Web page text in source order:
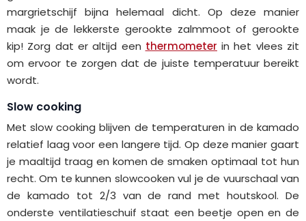
margrietschijf bijna helemaal dicht. Op deze manier
maak je de lekkerste gerookte zalmmoot of gerookte
kip! Zorg dat er altijd een thermometer in het vlees zit
om ervoor te zorgen dat de juiste temperatuur bereikt
wordt.
Slow cooking
Met slow cooking blijven de temperaturen in de kamado
relatief laag voor een langere tijd. Op deze manier gaart
je maaltijd traag en komen de smaken optimaal tot hun
recht. Om te kunnen slowcooken vul je de vuurschaal van
de kamado tot 2/3 van de rand met houtskool. De
onderste ventilatieschuif staat een beetje open en de